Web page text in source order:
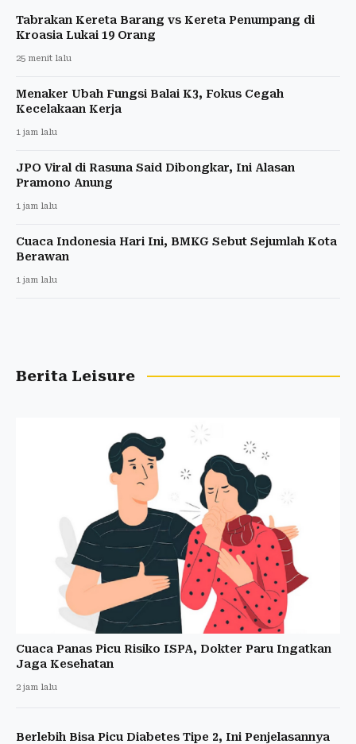
Tabrakan Kereta Barang vs Kereta Penumpang di
Kroasia Lukai 19 Orang
25 menit lalu
Menaker Ubah Fungsi Balai K3, Fokus Cegah
Kecelakaan Kerja
1 jam lalu
JPO Viral di Rasuna Said Dibongkar, Ini Alasan
Pramono Anung
1 jam lalu
Cuaca Indonesia Hari Ini, BMKG Sebut Sejumlah Kota
Berawan
1 jam lalu
Berita Leisure
Cuaca Panas Picu Risiko ISPA, Dokter Paru Ingatkan
Jaga Kesehatan
2 jam lalu
Berlebih Bisa Picu Diabetes Tipe 2, Ini Penjelasannya